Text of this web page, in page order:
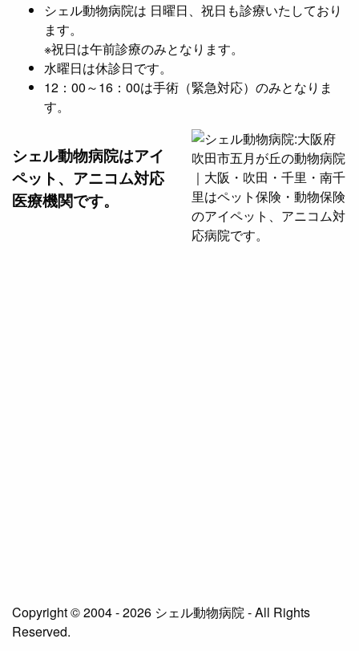
シェル動物病院は 日曜日、祝日も診療いたしており
ます。
※祝日は午前診療のみとなります。
水曜日は休診日です。
12：00～16：00は手術（緊急対応）のみとなりま
す。
シェル動物病院はアイ
ペット、アニコム対応
医療機関です。
Copyright © 2004 - 2026 シェル動物病院 - All Rights
Reserved.